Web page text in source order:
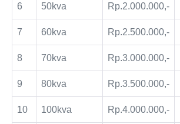
6 50kva Rp.2.000.000,-
7 60kva Rp.2.500.000,-
8 70kva Rp.3.000.000,-
9 80kva Rp.3.500.000,-
10 100kva Rp.4.000.000,-